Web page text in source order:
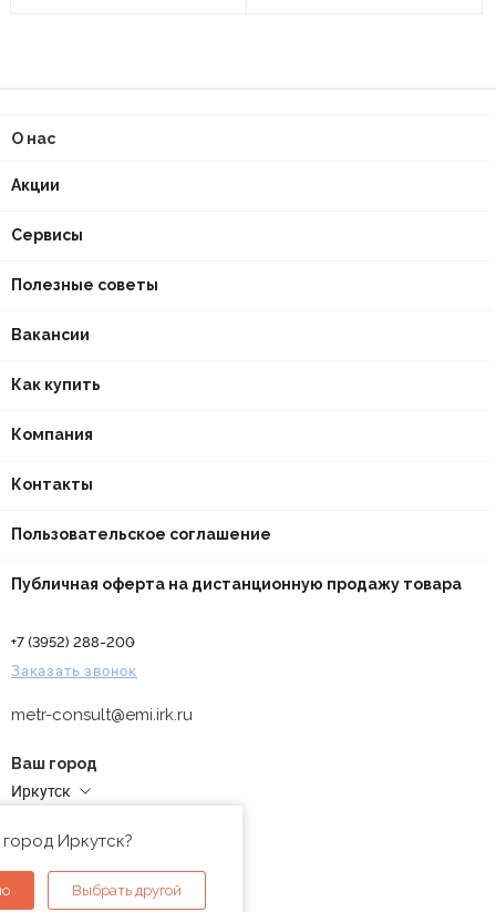
О нас
Акции
Сервисы
Полезные советы
Вакансии
Как купить
Компания
Контакты
Пользовательское соглашение
Публичная оферта на дистанционную продажу товара
+7 (3952) 288-200
Заказать звонок
metr-consult@emi.irk.ru
Ваш город
Иркутск
Иркутск?
Выбрать другой